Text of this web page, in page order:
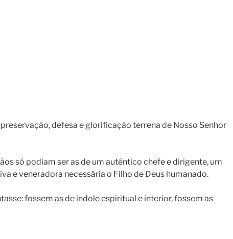
defesa e glorificação terrena de Nosso Senhor
só podiam ser as de um autêntico chefe e dirigente, um
e veneradora necessária o Filho de Deus humanado.
fossem as de índole espiritual e interior, fossem as